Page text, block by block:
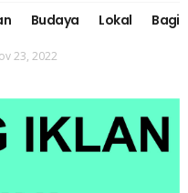
Budaya Lokal Bagi
23, 2022